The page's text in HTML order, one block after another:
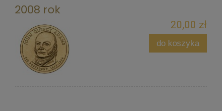
2008 rok
20,00 zł
do koszyka